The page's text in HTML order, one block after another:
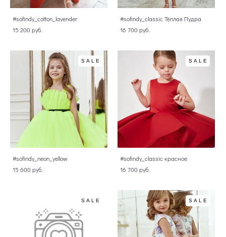
#sofindy_cotton_lavender
15 200 pуб.
#sofindy_classic Тёплая Пудра
16 700 pуб.
SALE
#sofindy_neon_yellow
15 600 pуб.
SALE
#sofindy_classic красное
16 700 pуб.
SALE SALE